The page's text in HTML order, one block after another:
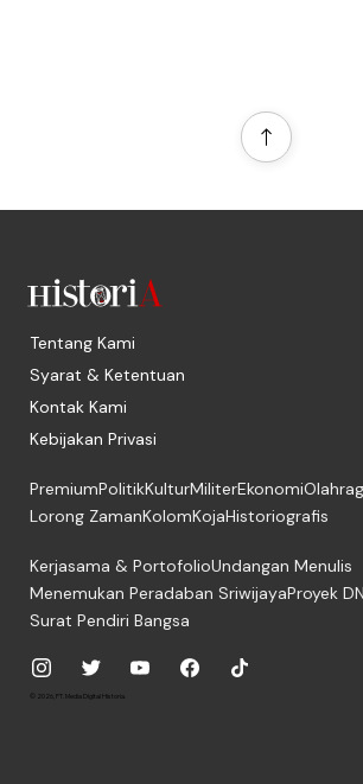
Tentang Kami
Syarat & Ketentuan
Kontak Kami
Kebijakan Privasi
PremiumPolitikKulturMiliterEkonomi
Lorong ZamanKolomKojaHistoriografis
Kerjasama & PortofolioUndangan Menulis
Menemukan Peradaban SriwijayaProyek
Surat Pendiri Bangsa
© 2026, PT. Media Digital Historia.